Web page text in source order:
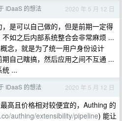
IDaaS 的想法 2020 年 5 月 12 日
是可以自己做的，但是前期一定得
如之后内部系统整合会非常麻烦 ...
念，就是为了统一用户身份设计
自己瞎搞，然后应用之间不互通 ...
统 ...
IDaaS 的想法 2020 年 5 月 12 日
高且价格相对较便宜的，Authing 的
authing/extensibility/pipeline) 能让